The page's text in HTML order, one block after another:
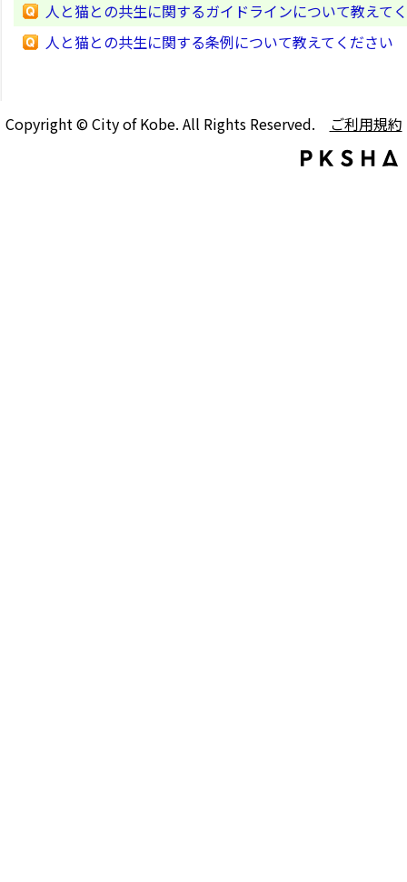
人と猫との共生に関するガイドラインについて教えて
人と猫との共生に関する条例について教えてください
Copyright © City of Kobe. All Rights Reserved. ご利用規約